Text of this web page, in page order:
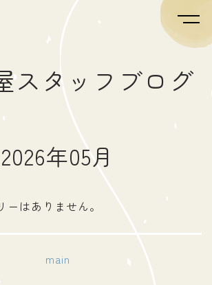
スタッフブログ
2026年05月
はありません。
main